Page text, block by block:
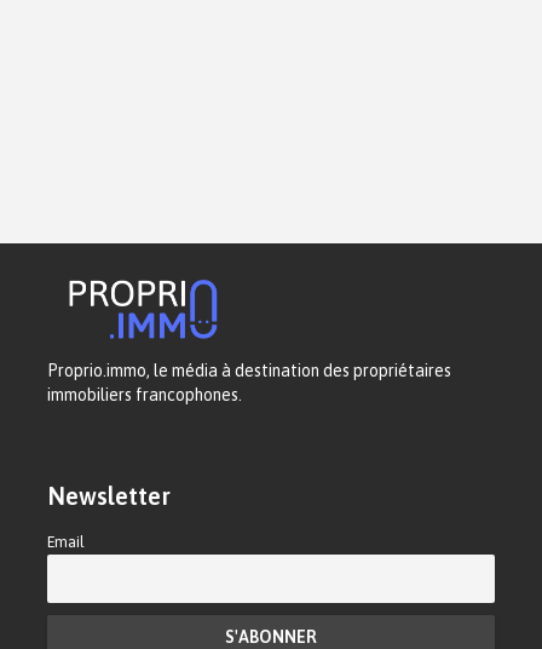
Proprio.immo, le média à destination des propriétaires
immobiliers francophones.
Newsletter
Email